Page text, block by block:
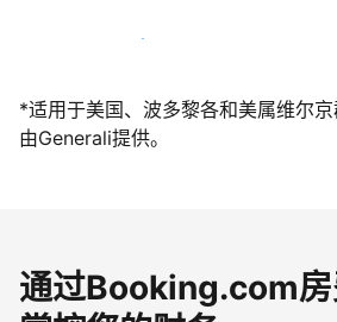
立即与我们一起迎接客人
*适用于美国、波多黎各和美属维尔京
由Generali提供。
通过Booking.com房